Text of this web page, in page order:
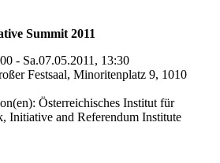
Summit 2011
- Sa.07.05.2011, 13:30
Festsaal, Minoritenplatz 9, 1010
Österreichisches Institut für
Initiative and Referendum Institute